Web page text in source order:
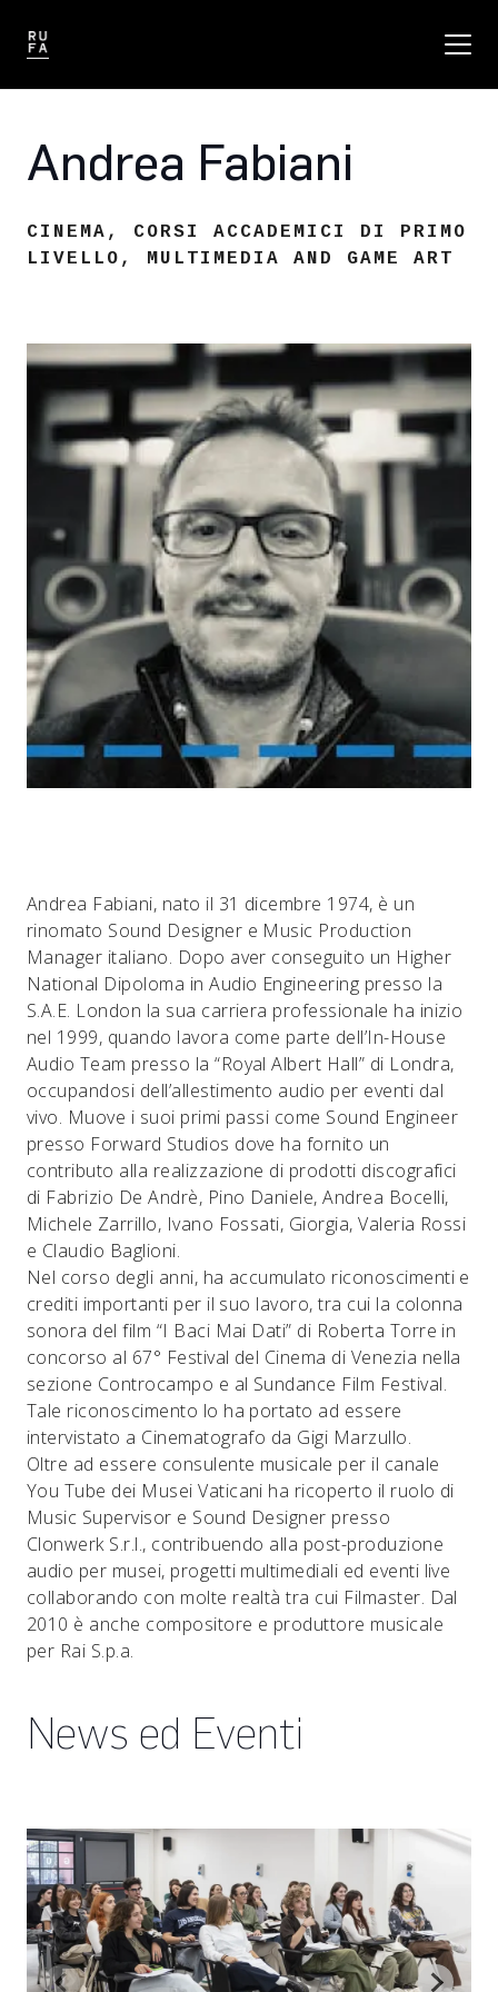
Andrea Fabiani
CINEMA , CORSI ACCADEMICI DI PRIMO
LIVELLO , MULTIMEDIA AND GAME ART
Andrea Fabiani, nato il 31 dicembre 1974, è un
rinomato Sound Designer e Music Production
Manager italiano. Dopo aver conseguito un Higher
National Dipoloma in Audio Engineering presso la
S.A.E. London la sua carriera professionale ha inizio
nel 1999, quando lavora come parte dell’In-House
Audio Team presso la “Royal Albert Hall” di Londra,
occupandosi dell’allestimento audio per eventi dal
vivo. Muove i suoi primi passi come Sound Engineer
presso Forward Studios dove ha fornito un
contributo alla realizzazione di prodotti discografici
di Fabrizio De Andrè, Pino Daniele, Andrea Bocelli,
Michele Zarrillo, Ivano Fossati, Giorgia, Valeria Rossi
e Claudio Baglioni.
Nel corso degli anni, ha accumulato riconoscimenti e
crediti importanti per il suo lavoro, tra cui la colonna
sonora del film “I Baci Mai Dati” di Roberta Torre in
concorso al 67° Festival del Cinema di Venezia nella
sezione Controcampo e al Sundance Film Festival.
Tale riconoscimento lo ha portato ad essere
intervistato a Cinematografo da Gigi Marzullo.
Oltre ad essere consulente musicale per il canale
You Tube dei Musei Vaticani ha ricoperto il ruolo di
Music Supervisor e Sound Designer presso
Clonwerk S.r.l., contribuendo alla post-produzione
audio per musei, progetti multimediali ed eventi live
collaborando con molte realtà tra cui Filmaster. Dal
2010 è anche compositore e produttore musicale
per Rai S.p.a.
News ed Eventi